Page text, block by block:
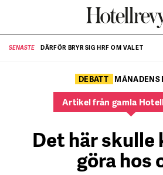
SENASTE DÄRFÖR BRYR SIG HRF OM VALET
DEBATT MÅNADENS
Artikel från gamla
Det här skulle
göra hos